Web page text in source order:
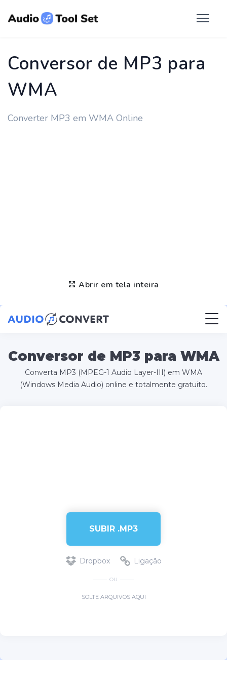
Conversor de MP3 para
WMA
Converter MP3 em WMA Online
Abrir em tela inteira